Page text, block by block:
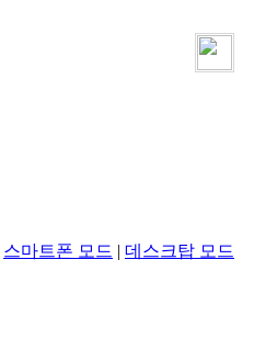
스마트폰 모드 | 데스크탑 모드